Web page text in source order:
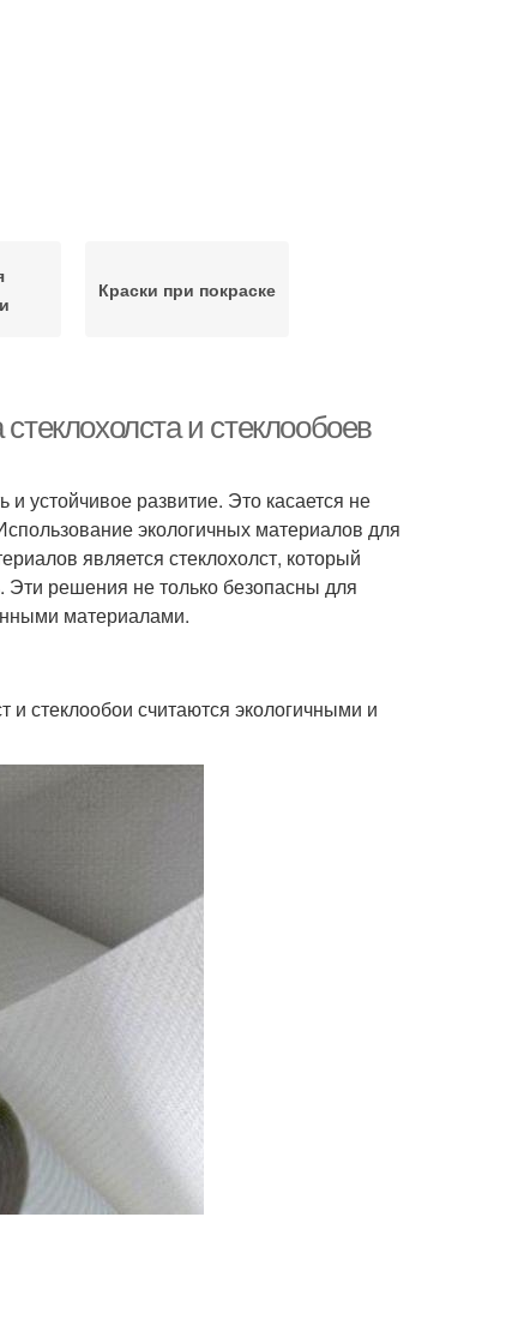
Краски при покраске
и стеклообоев
устойчивое развитие. Это касается не
экологичных материалов для
является стеклохолст, который
Эти решения не только безопасны для
материалами.
и стеклообои считаются экологичными и